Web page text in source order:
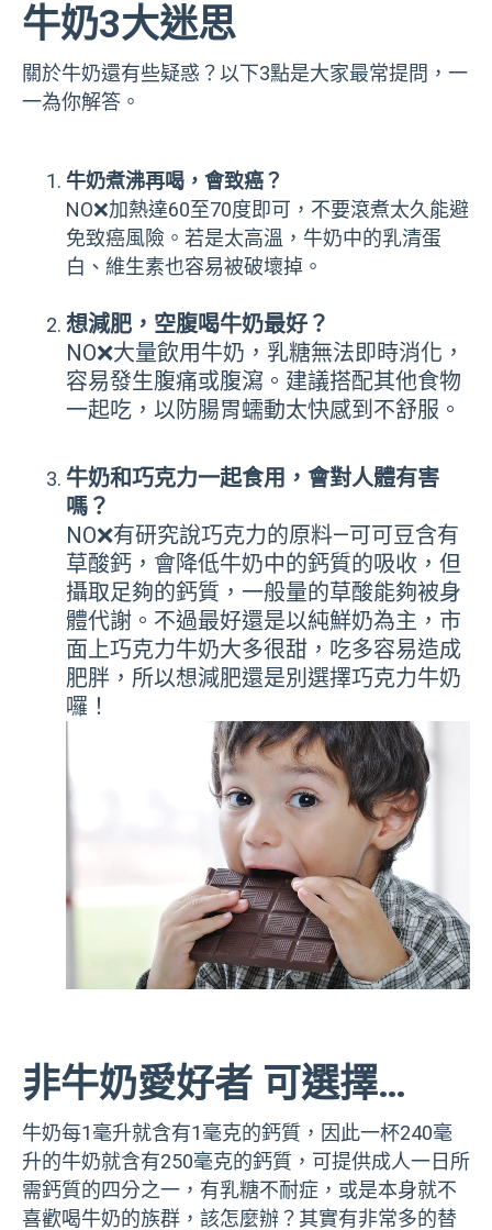
牛奶3大迷思
關於牛奶還有些疑惑？以下3點是大家最常提問，一
一為你解答。
牛奶煮沸再喝，會致癌？
NO❌加熱達60至70度即可，不要滾煮太久能避
免致癌風險。若是太高溫，牛奶中的乳清蛋
白、維生素也容易被破壞掉。
想減肥，空腹喝牛奶最好？
NO❌大量飲用牛奶，乳糖無法即時消化，
容易發生腹痛或腹瀉。建議搭配其他食物
一起吃，以防腸胃蠕動太快感到不舒服。
牛奶和巧克力一起食用，會對人體有害
嗎？
NO❌有研究說巧克力的原料—可可豆含有
草酸鈣，會降低牛奶中的鈣質的吸收，但
攝取足夠的鈣質，一般量的草酸能夠被身
體代謝。不過最好還是以純鮮奶為主，市
面上巧克力牛奶大多很甜，吃多容易造成
肥胖，所以想減肥還是別選擇巧克力牛奶
囉！
非牛奶愛好者 可選擇…
牛奶每1毫升就含有1毫克的鈣質，因此一杯240毫
升的牛奶就含有250毫克的鈣質，可提供成人一日所
需鈣質的四分之一，有乳糖不耐症，或是本身就不
喜歡喝牛奶的族群，該怎麼辦？其實有非常多的替